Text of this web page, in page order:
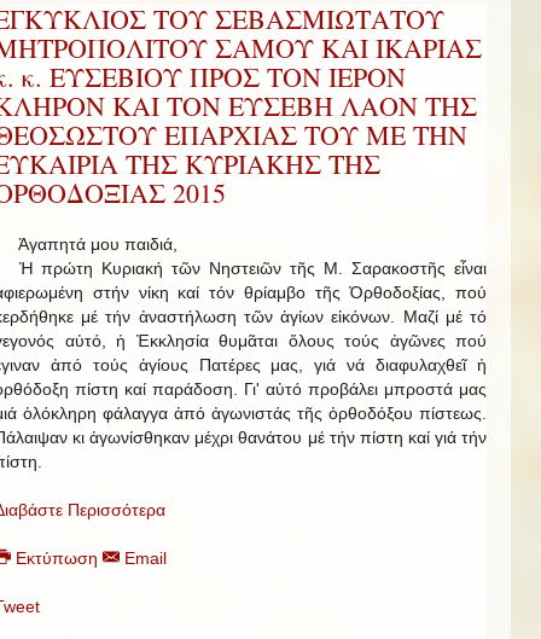
ΤΟΥ ΣΕΒΑΣΜΙΩΤΑΤΟΥ
ΣΑΜΟΥ ΚΑΙ ΙΚΑΡΙΑΣ
κ. ΕΥΣΕΒΙΟΥ ΠΡΟΣ ΤΟΝ ΙΕΡΟΝ
ΚΑΙ ΤΟΝ ΕΥΣΕΒΗ ΛΑΟΝ ΤΗΣ
ΕΠΑΡΧΙΑΣ ΤΟΥ ΜΕ ΤΗΝ
ΤΗΣ ΚΥΡΙΑΚΗΣ ΤΗΣ
2015
μου παιδιά,
πρώτη Κυριακή τῶν Νηστειῶν τῆς Μ. Σαρακοστῆς εἶναι
στήν νίκη καί τόν θρίαμβο τῆς Ὀρθοδοξίας, πού
μέ τήν ἀναστήλωση τῶν ἁγίων εἰκόνων. Μαζί μέ τό
αὐτό, ἡ Ἐκκλησία θυμᾶται ὅλους τούς ἀγῶνες πού
ἀπό τούς ἁγίους Πατέρες μας, γιά νά διαφυλαχθεῖ ἡ
πίστη καί παράδοση. Γι' αὐτό προβάλει μπροστά μας
ὁλόκληρη φάλαγγα ἀπό ἀγωνιστάς τῆς ὀρθοδόξου πίστεως.
κι ἀγωνίσθηκαν μέχρι θανάτου μέ τήν πίστη καί γιά τήν
Περισσότερα
Εκτύπωση Email